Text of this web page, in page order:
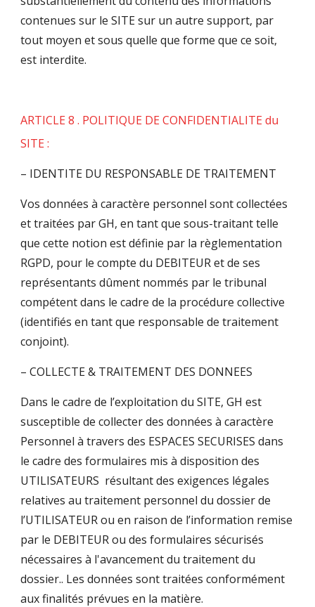
contenues sur le SITE sur un autre support, par
tout moyen et sous quelle que forme que ce soit,
est interdite.
ARTICLE 8 . POLITIQUE DE CONFIDENTIALITE du
SITE :
– IDENTITE DU RESPONSABLE DE TRAITEMENT
Vos données à caractère personnel sont collectées
et traitées par GH, en tant que sous-traitant telle
que cette notion est définie par la règlementation
RGPD, pour le compte du DEBITEUR et de ses
représentants dûment nommés par le tribunal
compétent dans le cadre de la procédure collective
(identifiés en tant que responsable de traitement
conjoint).
– COLLECTE & TRAITEMENT DES DONNEES
Dans le cadre de l’exploitation du SITE, GH est
susceptible de collecter des données à caractère
Personnel à travers des ESPACES SECURISES dans
le cadre des formulaires mis à disposition des
UTILISATEURS résultant des exigences légales
relatives au traitement personnel du dossier de
l’UTILISATEUR ou en raison de l’information remise
par le DEBITEUR ou des formulaires sécurisés
nécessaires à l'avancement du traitement du
dossier.. Les données sont traitées conformément
aux finalités prévues en la matière.